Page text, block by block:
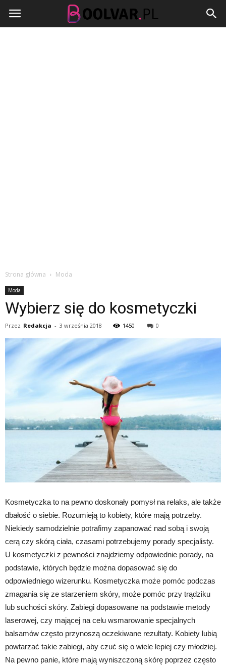
Boolvar.pl
Strona główna Moda
Moda
Wybierz się do kosmetyczki
Przez Redakcja - 3 września 2018 1450 0
Kosmetyczka to na pewno doskonały pomysł na relaks, ale także
dbałość o siebie. Rozumieją to kobiety, które mają potrzeby.
Niekiedy samodzielnie potrafimy zapanować nad sobą i swoją
cerą czy skórą ciała, czasami potrzebujemy porady specjalisty.
U kosmetyczki z pewności znajdziemy odpowiednie porady, na
podstawie, których będzie można dopasować się do
odpowiedniego wizerunku. Kosmetyczka może pomóc podczas
zmagania się ze starzeniem skóry, może pomóc przy trądziku
lub suchości skóry. Zabiegi dopasowane na podstawie metody
laserowej, czy mającej na celu wsmarowanie specjalnych
balsamów często przynoszą oczekiwane rezultaty. Kobiety lubią
powtarzać takie zabiegi, aby czuć się o wiele lepiej czy młodziej.
Na pewno panie, które mają wyniszczoną skórę poprzez często